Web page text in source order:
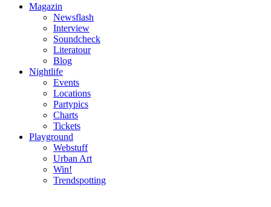
Magazin
Newsflash
Interview
Soundcheck
Literatour
Blog
Nightlife
Events
Locations
Partypics
Charts
Tickets
Playground
Webstuff
Urban Art
Win!
Trendspotting